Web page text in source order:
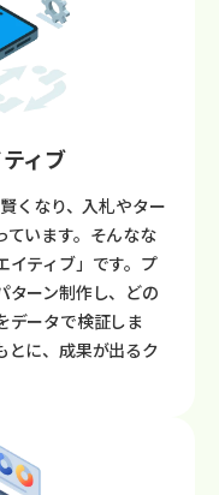
ィブ
くなり、入札やター
ています。そんなな
イティブ」です。プ
ターン制作し、どの
データで検証しま
とに、成果が出るク